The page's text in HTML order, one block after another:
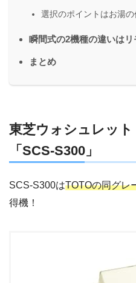
選択のポイントはお湯
瞬間式の2機種の違いは
まとめ
東芝ウォシュレッ
「SCS-S300」
SCS-S300はTOTOの同グレ
得機！